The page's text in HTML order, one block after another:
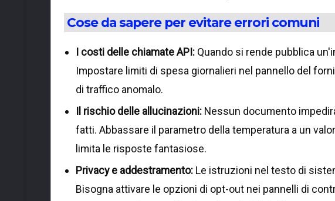
Cose da sapere per evitare errori comuni
I costi delle chiamate API: Quando si rende pubblica
Impostare limiti di spesa giornalieri nel pannello del
di traffico anomalo.
Il rischio delle allucinazioni: Nessun documento
fatti. Abbassare il parametro della temperatura a un
limita le risposte fantasiose.
Privacy e addestramento: Le istruzioni nel testo di
Bisogna attivare le opzioni di opt-out nei pannelli di